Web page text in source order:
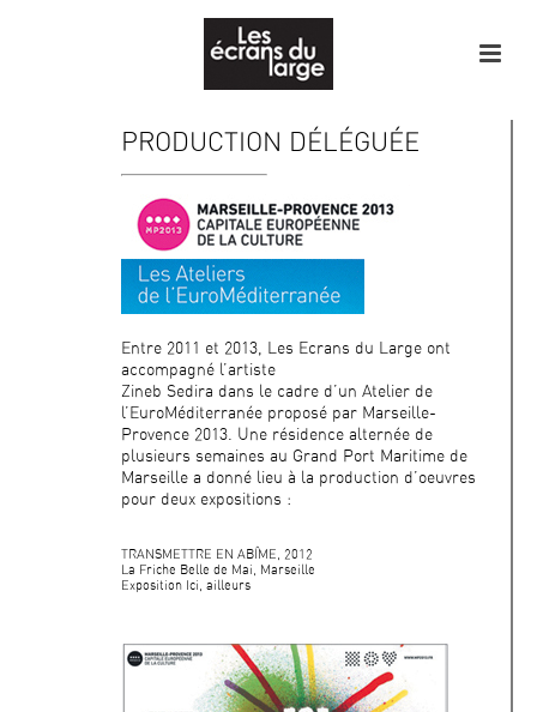
PRODUCTION DÉLÉGUÉE
Entre 2011 et 2013, Les Ecrans du Large ont
accompagné l’artiste
Zineb Sedira dans le cadre d’un Atelier de
l’EuroMéditerranée proposé par Marseille-
Provence 2013. Une résidence alternée de
plusieurs semaines au Grand Port Maritime de
Marseille a donné lieu à la production d’oeuvres
pour deux expositions :
TRANSMETTRE EN ABÎME, 2012
La Friche Belle de Mai, Marseille
Exposition Ici, ailleurs